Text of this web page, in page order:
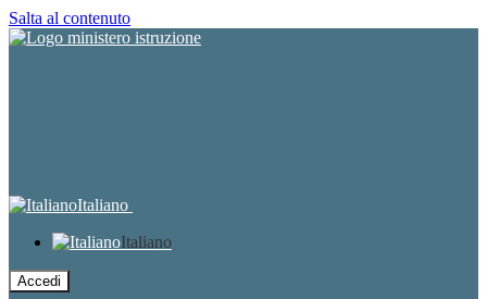
Salta al contenuto
Italiano
Italiano
Accedi